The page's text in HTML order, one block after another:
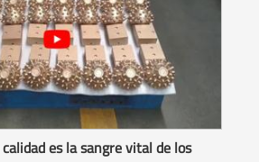
es la sangre vital de los